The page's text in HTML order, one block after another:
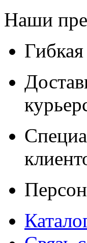
Наши